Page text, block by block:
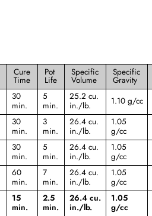
Cure
Time
Pot
Life
Specific
Volume
Specific
Gravity
30
min.
5
min.
25.2 cu.
in./lb.
1.10 g/cc
30
min.
3
min.
26.4 cu.
in./lb.
1.05
g/cc
30
min.
5
min.
26.4 cu.
in./lb.
1.05
g/cc
60
min.
7
min.
26.4 cu.
in./lb.
1.05
g/cc
15
min.
2.5
min.
26.4 cu.
in./lb.
1.05
g/cc